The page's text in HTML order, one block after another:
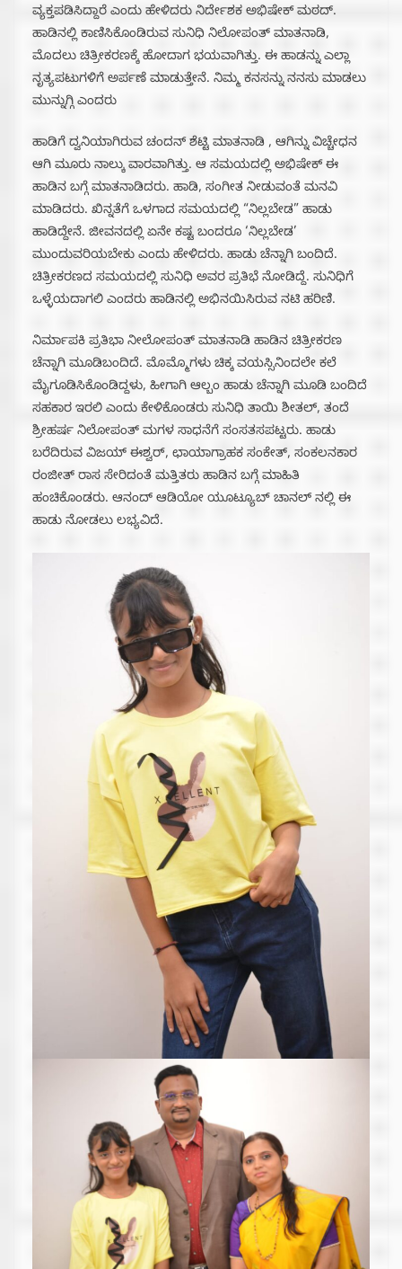
ವ್ಯಕ್ತಪಡಿಸಿದ್ದಾರೆ ಎಂದು ಹೇಳಿದರು ನಿರ್ದೇಶಕ ಅಭಿಷೇಕ್ ಮಠದ್.
ಹಾಡಿನಲ್ಲಿ ಕಾಣಿಸಿಕೊಂಡಿರುವ ಸುನಿಧಿ ನಿಲೋಪಂತ್ ಮಾತನಾಡಿ,
ಮೊದಲು ಚಿತ್ರೀಕರಣಕ್ಕೆ ಹೋದಾಗ ಭಯವಾಗಿತ್ತು. ಈ ಹಾಡನ್ನು ಎಲ್ಲಾ
ನೃತ್ಯಪಟುಗಳಿಗೆ ಅರ್ಪಣೆ ಮಾಡುತ್ತೇನೆ. ನಿಮ್ಮ ಕನಸನ್ನು ನನಸು ಮಾಡಲು
ಮುನ್ನುಗ್ಗಿ ಎಂದರು
ಹಾಡಿಗೆ ದ್ವನಿಯಾಗಿರುವ ಚಂದನ್ ಶೆಟ್ಟಿ ಮಾತನಾಡಿ , ಆಗಿನ್ನು ವಿಚ್ಚೇಧನ
ಆಗಿ ಮೂರು ನಾಲ್ಕು ವಾರವಾಗಿತ್ತು. ಆ ಸಮಯದಲ್ಲಿ ಅಭಿಷೇಕ್ ಈ
ಹಾಡಿನ ಬಗ್ಗೆ ಮಾತನಾಡಿದರು. ಹಾಡಿ, ಸಂಗೀತ ನೀಡುವಂತೆ ಮನವಿ
ಮಾಡಿದರು. ಖಿನ್ನತೆಗೆ ಒಳಗಾದ ಸಮಯದಲ್ಲಿ “ನಿಲ್ಲಬೇಡ” ಹಾಡು
ಹಾಡಿದ್ದೇನೆ. ಜೀವನದಲ್ಲಿ ಏನೇ ಕಷ್ಟ ಬಂದರೂ ‘ನಿಲ್ಲಬೇಡ’
ಮುಂದುವರಿಯಬೇಕು ಎಂದು ಹೇಳಿದರು. ಹಾಡು ಚೆನ್ನಾಗಿ ಬಂದಿದೆ.
ಚಿತ್ರೀಕರಣದ ಸಮಯದಲ್ಲಿ ಸುನಿಧಿ ಅವರ ಪ್ರತಿಭೆ ನೋಡಿದ್ದೆ. ಸುನಿಧಿಗೆ
ಒಳ್ಳೆಯದಾಗಲಿ ಎಂದರು ಹಾಡಿನಲ್ಲಿ ಅಭಿನಯಿಸಿರುವ ನಟಿ ಹರಿಣಿ.
ನಿರ್ಮಾಪಕಿ ಪ್ರತಿಭಾ ನೀಲೋಪಂತ್ ಮಾತನಾಡಿ ಹಾಡಿನ ಚಿತ್ರೀಕರಣ
ಚೆನ್ನಾಗಿ ಮೂಡಿಬಂದಿದೆ. ಮೊಮ್ಮೊಗಳು ಚಿಕ್ಕ ವಯಸ್ಸಿನಿಂದಲೇ ಕಲೆ
ಮೈಗೂಡಿಸಿಕೊಂಡಿದ್ದಳು, ಹೀಗಾಗಿ ಆಲ್ಬಂ ಹಾಡು ಚೆನ್ನಾಗಿ ಮೂಡಿ ಬಂದಿದೆ
ಸಹಕಾರ ಇರಲಿ ಎಂದು ಕೇಳಿಕೊಂಡರು ಸುನಿಧಿ ತಾಯಿ ಶೀತಲ್, ತಂದೆ
ಶ್ರೀಹರ್ಷ ನಿಲೋಪಂತ್ ಮಗಳ ಸಾಧನೆಗೆ ಸಂಸತಸಪಟ್ಟರು. ಹಾಡು
ಬರೆದಿರುವ ವಿಜಯ್ ಈಶ್ವರ್, ಛಾಯಾಗ್ರಾಹಕ ಸಂಕೇತ್, ಸಂಕಲನಕಾರ
ರಂಜೀತ್ ರಾಸ ಸೇರಿದಂತೆ ಮತ್ತಿತರು ಹಾಡಿನ ಬಗ್ಗೆ ಮಾಹಿತಿ
ಹಂಚಿಕೊಂಡರು. ಆನಂದ್ ಆಡಿಯೋ ಯೂಟ್ಯೂಬ್ ಚಾನಲ್ ನಲ್ಲಿ ಈ
ಹಾಡು ನೋಡಲು ಲಭ್ಯವಿದೆ.